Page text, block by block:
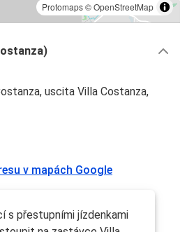
Protomaps©OpenStreetMap
uscita Villa Costanza,
v mapách Google
s přestupními jízdenkami